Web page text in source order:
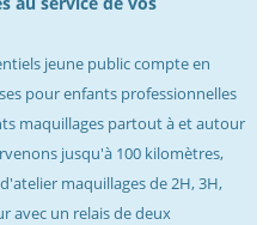
jeune public compte en
pour enfants professionnelles
maquillages partout à et autour
jusqu'à 100 kilomètres,
maquillages de 2H, 3H,
avec un relais de deux